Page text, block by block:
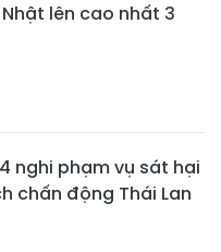
Nhật lên cao nhất 3
nghi phạm vụ sát hại
chấn động Thái Lan